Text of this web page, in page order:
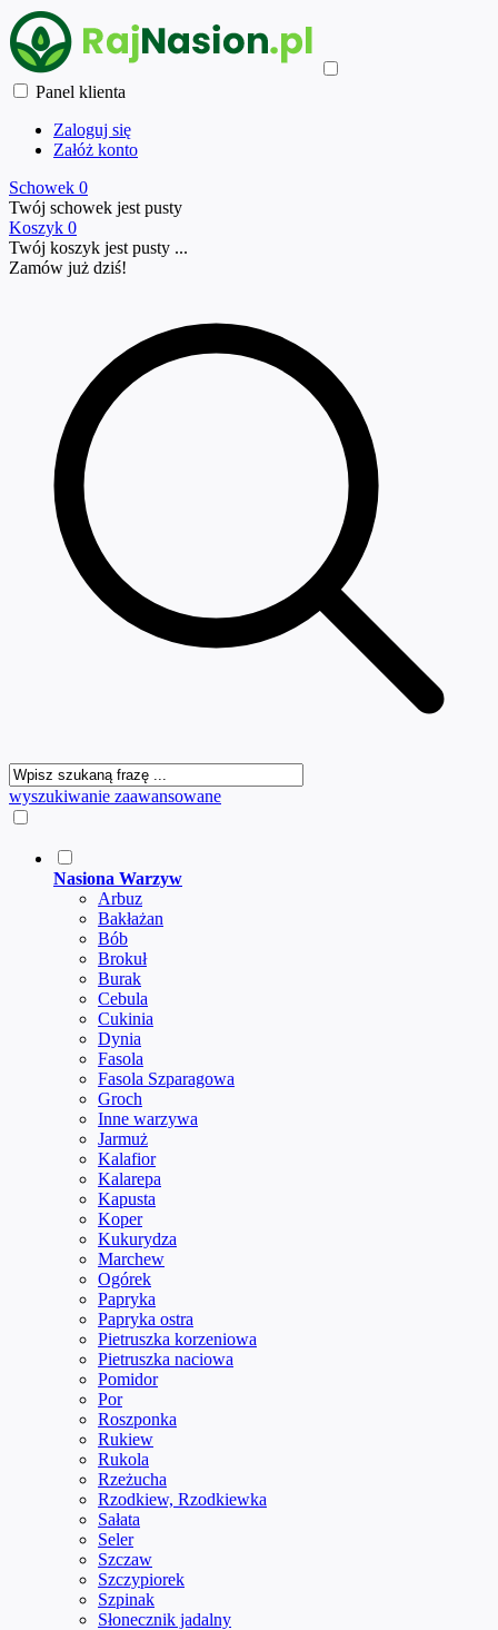
Panel klienta
Zaloguj się
Załóż konto
Schowek 0
Twój schowek jest pusty
Koszyk 0
Twój koszyk jest pusty ...
Zamów już dziś!
wyszukiwanie zaawansowane
Nasiona Warzyw
Arbuz
Bakłażan
Bób
Brokuł
Burak
Cebula
Cukinia
Dynia
Fasola
Fasola Szparagowa
Groch
Inne warzywa
Jarmuż
Kalafior
Kalarepa
Kapusta
Koper
Kukurydza
Marchew
Ogórek
Papryka
Papryka ostra
Pietruszka korzeniowa
Pietruszka naciowa
Pomidor
Por
Roszponka
Rukiew
Rukola
Rzeżucha
Rzodkiew, Rzodkiewka
Sałata
Seler
Szczaw
Szczypiorek
Szpinak
Słonecznik jadalny